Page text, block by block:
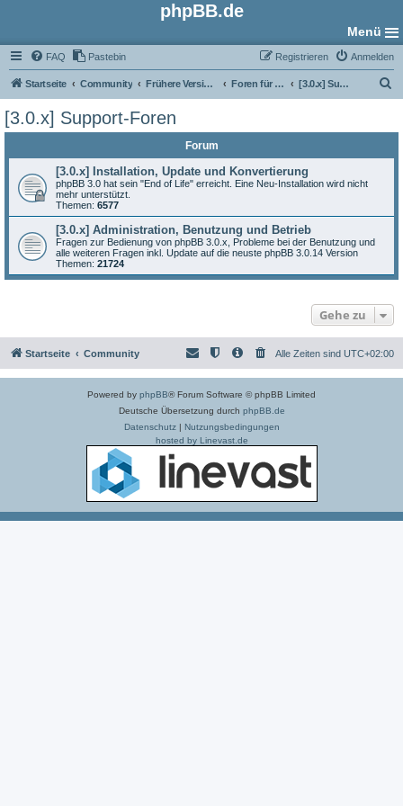
phpBB.de
Menü
FAQ Pastebin Anmelden
Registrieren
Startseite Community Frühere Versionen Foren für phpBB 3.0 [3.0.x] Support-Foren
[3.0.x] Support-Foren
Forum
[3.0.x] Installation, Update und Konvertierung
phpBB 3.0 hat sein "End of Life" erreicht. Eine Neu-Installation wird nicht
mehr unterstützt.
Themen: 6577
[3.0.x] Administration, Benutzung und Betrieb
Fragen zur Bedienung von phpBB 3.0.x, Probleme bei der Benutzung und
alle weiteren Fragen inkl. Update auf die neuste phpBB 3.0.14 Version
Themen: 21724
Gehe zu
Startseite Community Alle Zeiten sind UTC+02:00
Powered by phpBB® Forum Software © phpBB Limited
Deutsche Übersetzung durch phpBB.de
Datenschutz| Nutzungsbedingungen
hosted by Linevast.de